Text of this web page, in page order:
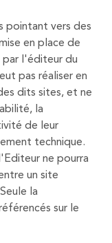
pointant vers des
en place de
par l'éditeur du
pas réaliser en
dits sites, et ne
la
de leur
technique.
ne pourra
un site
la
sur le